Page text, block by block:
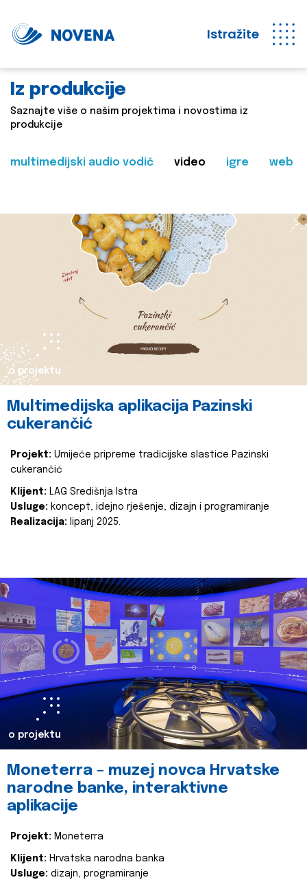
Istražite
Iz produkcije
Saznajte više o našim projektima i novostima iz
produkcije
multimedijski audio vodič video igre web
o projektu
Multimedijska aplikacija Pazinski
cukerančić
Projekt: Umijeće pripreme tradicijske slastice Pazinski
cukerančić
Klijent: LAG Središnja Istra
Usluge: koncept, idejno rješenje, dizajn i programiranje
Realizacija: lipanj 2025.
o projektu
Moneterra – muzej novca Hrvatske
narodne banke, interaktivne
aplikacije
Projekt: Moneterra
Klijent: Hrvatska narodna banka
Usluge: dizajn, programiranje